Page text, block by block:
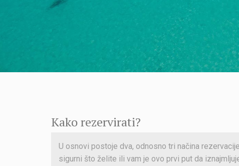
Kako rezervirati?
U osnovi postoje dva, odnosno tri načina
sigurni što želite ili vam je ovo prvi put da